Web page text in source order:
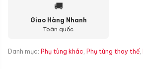
🚚
Giao Hàng Nhanh
Toàn quốc
Danh mục: Phụ tùng khác, Phụ tùng thay thế,